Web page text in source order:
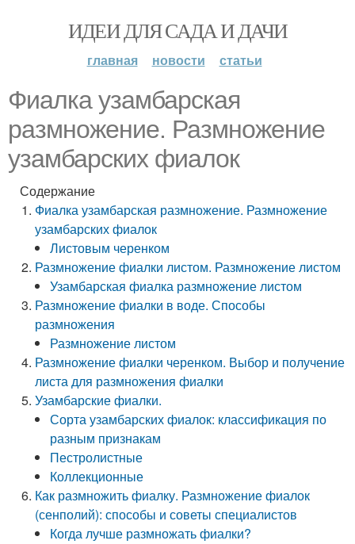
ИДЕИ ДЛЯ САДА И ДАЧИ
главная новости статьи
Фиалка узамбарская
размножение. Размножение
узамбарских фиалок
Содержание
Фиалка узамбарская размножение. Размножение
узамбарских фиалок
Листовым черенком
Размножение фиалки листом. Размножение листом
Узамбарская фиалка размножение листом
Размножение фиалки в воде. Способы
размножения
Размножение листом
Размножение фиалки черенком. Выбор и получение
листа для размножения фиалки
Узамбарские фиалки.
Сорта узамбарских фиалок: классификация по
разным признакам
Пестролистные
Коллекционные
Как размножить фиалку. Размножение фиалок
(сенполий): способы и советы специалистов
Когда лучше размножать фиалки?